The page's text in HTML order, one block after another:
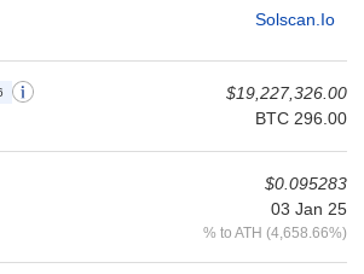
Solscan.io
$19,227,326.00
BTC 296.00
$0.095283
03 Jan 25
% to ATH (4,658.66%)
려합니다. 기가차드는 또한 커뮤니티 거버넌
결정 과정에 참여할 수 있도록 합니다. 블록체
이어와의 전략적 파트너십은 기가차드의 가시
며, 분산형 금융 및 블록체인 기술의 진화하는
을 할 수 있나요?
차드 생태계 내에서 여러 실용적인 용도로 사용
수수료에 사용되며, 사용자가 가치를 전송하고
산형 애플리케이션(dApps)과 상호작용할 수 있